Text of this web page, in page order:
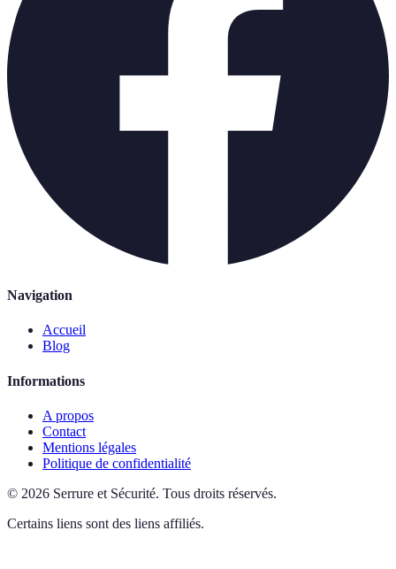
Navigation
Accueil
Blog
Informations
A propos
Contact
Mentions légales
Politique de confidentialité
© 2026 Serrure et Sécurité. Tous droits réservés.
Certains liens sont des liens affiliés.